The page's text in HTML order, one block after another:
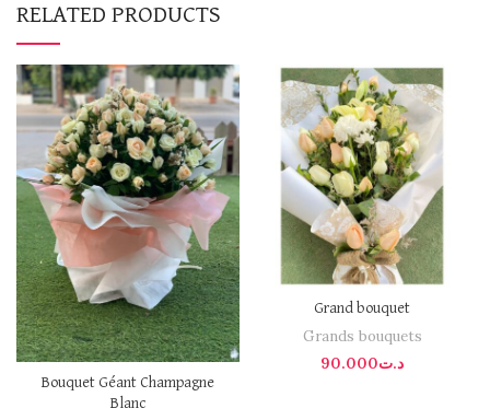
RELATED PRODUCTS
Bouquet Géant Champagne
Blanc
Grand bouquet
Grands bouquets
د.ت90.000